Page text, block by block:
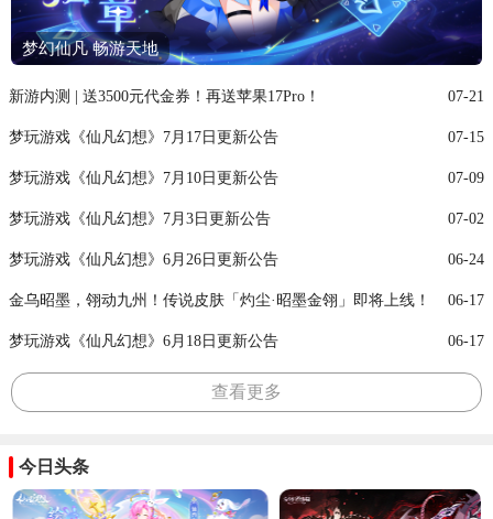
梦幻仙凡 畅游天地
新游内测 | 送3500元代金券！再送苹果17Pro！ 07-21
梦玩游戏《仙凡幻想》7月17日更新公告 07-15
梦玩游戏《仙凡幻想》7月10日更新公告 07-09
梦玩游戏《仙凡幻想》7月3日更新公告 07-02
梦玩游戏《仙凡幻想》6月26日更新公告 06-24
金乌昭墨，翎动九州！传说皮肤「灼尘·昭墨金翎」即将上线！ 06-17
梦玩游戏《仙凡幻想》6月18日更新公告 06-17
查看更多
今日头条